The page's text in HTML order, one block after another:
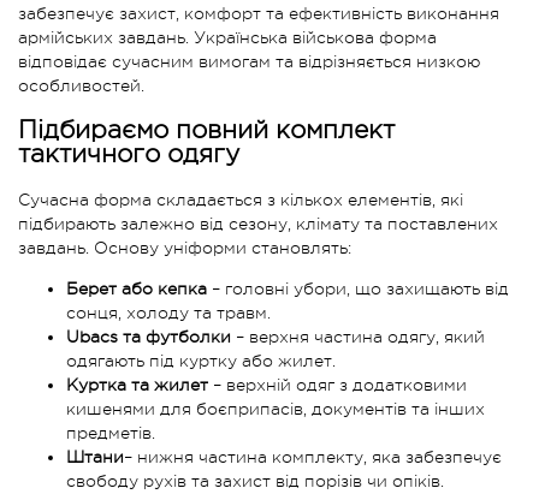
забезпечує захист, комфорт та ефективність виконання
армійських завдань. Українська військова форма
відповідає сучасним вимогам та відрізняється низкою
особливостей.
Підбираємо повний комплект
тактичного одягу
Сучасна форма складається з кількох елементів, які
підбирають залежно від сезону, клімату та поставлених
завдань. Основу уніформи становлять:
Берет або кепка – головні убори, що захищають від
сонця, холоду та травм.
Ubacs та футболки – верхня частина одягу, який
одягають під куртку або жилет.
Куртка та жилет – верхній одяг з додатковими
кишенями для боєприпасів, документів та інших
предметів.
Штани– нижня частина комплекту, яка забезпечує
свободу рухів та захист від порізів чи опіків.